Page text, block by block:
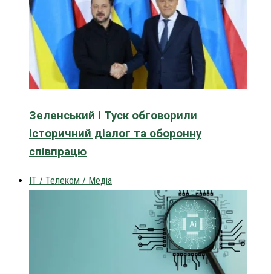
Зеленський і Туск обговорили
історичний діалог та оборонну
співпрацю
IT / Телеком / Медіа